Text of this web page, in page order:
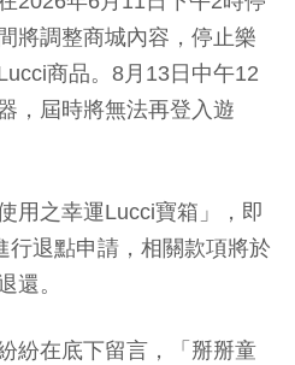
將調整商城內容，停止樂
商品。8月13日中午12
，屆時將無法再登入遊
用之幸運Lucci寶箱」，即
行退點申請，相關款項將於
還。
紛在底下留言，「掰掰童